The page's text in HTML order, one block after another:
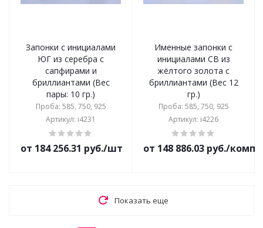
Запонки с инициалами
ЮГ из серебра с
сапфирами и
бриллиантами (Вес
пары: 10 гр.)
Проба: 585, 750, 925
Артикул: i4231
от 184 256.31 руб./шт
Именные запонки с
инициалами СВ из
жёлтого золота с
бриллиантами (Вес 12
гр.)
Проба: 585, 750, 925
Артикул: i4226
от 148 886.03 руб./
Показать еще